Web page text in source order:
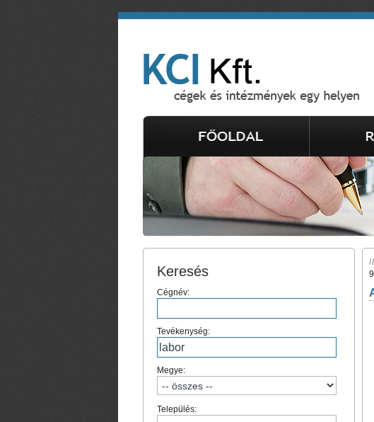
Keresés
Cégnév:
Tevékenység:
Megye:
Település: